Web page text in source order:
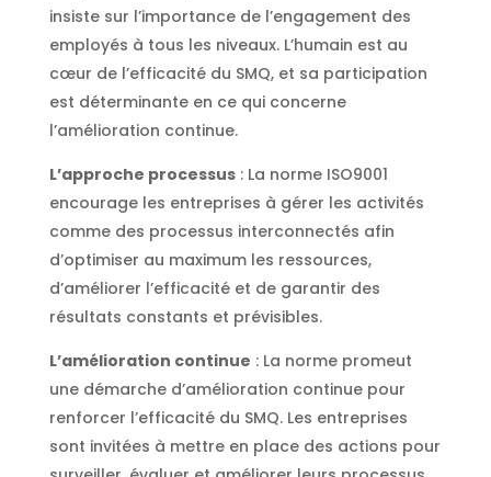
insiste sur l’importance de l’engagement des
employés à tous les niveaux. L’humain est au
cœur de l’efficacité du SMQ, et sa participation
est déterminante en ce qui concerne
l’amélioration continue.
L’approche processus: La norme ISO9001
encourage les entreprises à gérer les activités
comme des processus interconnectés afin
d’optimiser au maximum les ressources,
d’améliorer l’efficacité et de garantir des
résultats constants et prévisibles.
L’amélioration continue : La norme promeut
une démarche d’amélioration continue pour
renforcer l’efficacité du SMQ. Les entreprises
sont invitées à mettre en place des actions pour